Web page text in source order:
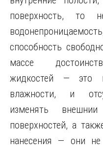
поверхность, то
способность
массе
жидкостей — это
влажности, и
изменять
поверхностей, а
нанесения — они